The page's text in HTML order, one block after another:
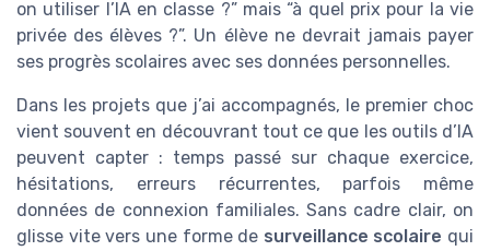
on utiliser l’IA en classe ?” mais “à quel prix pour la vie
privée des élèves ?”. Un élève ne devrait jamais payer
ses progrès scolaires avec ses données personnelles.
Dans les projets que j’ai accompagnés, le premier choc
vient souvent en découvrant tout ce que les outils d’IA
peuvent capter : temps passé sur chaque exercice,
hésitations, erreurs récurrentes, parfois même
données de connexion familiales. Sans cadre clair, on
glisse vite vers une forme de surveillance scolaire qui